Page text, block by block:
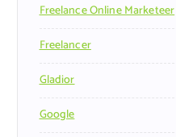
Freelance Online Marketeer
Freelancer
Gladior
Google